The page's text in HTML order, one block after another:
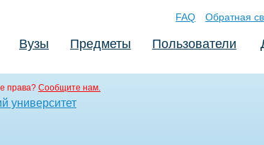
FAQ Обратная
Вузы Предметы Пользователи
права? Сообщите нам.
университет